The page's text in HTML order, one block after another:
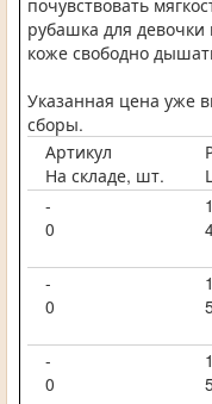
почувствовать
рубашка для
коже свободно
Указанная цена уже
сборы.
Артикул
На складе, шт.
-
0
-
0
-
0